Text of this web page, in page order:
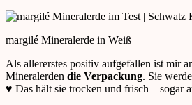
margilé Mineralerde in Weiß
Als allererstes positiv aufgefallen ist mir
Mineralerden die Verpackung. Sie
♥ Das hält sie trocken und frisch – sogar